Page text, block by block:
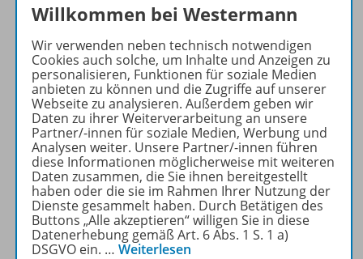
1. Klasse
2. Klasse
3. Klasse
4. Klasse
Willkommen bei Westermann
Wir verwenden neben technisch notwendigen
Cookies auch solche, um Inhalte und Anzeigen zu
personalisieren, Funktionen für soziale Medien
anbieten zu können und die Zugriffe auf unserer
Webseite zu analysieren. Außerdem geben wir
Daten zu ihrer Weiterverarbeitung an unsere
Partner/-innen für soziale Medien, Werbung und
Analysen weiter. Unsere Partner/-innen führen
diese Informationen möglicherweise mit weiteren
Daten zusammen, die Sie ihnen bereitgestellt
haben oder die sie im Rahmen Ihrer Nutzung der
Dienste gesammelt haben. Durch Betätigen des
Buttons „Alle akzeptieren“ willigen Sie in diese
Datenerhebung gemäß Art. 6 Abs. 1 S. 1 a)
DSGVO ein. … Weiterlesen